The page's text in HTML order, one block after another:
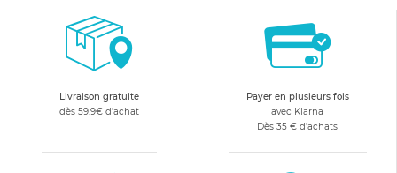
Livraison gratuite
dès 59.9€ d'achat
Payer en plusieurs fois
avec Klarna
Dès 35 € d'achats